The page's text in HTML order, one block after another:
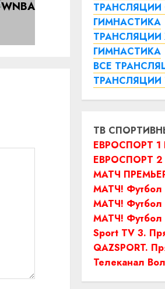
ТРАНСЛЯЦИИ
ГИМНАСТИКА
ГИМНАСТИКА
ВСЕ
ТВ
ЕВРОСПОРТ 1
ЕВРОСПОРТ 2
МАТЧ
МАТЧ! Футбол
МАТЧ! Футбол
МАТЧ! Футбол
Sport TV 3.
QAZSPORT.
Телеканал